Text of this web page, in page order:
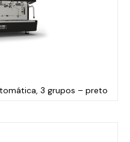
3 grupos – preto